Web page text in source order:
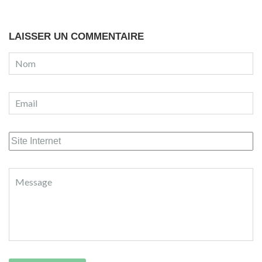
LAISSER UN COMMENTAIRE